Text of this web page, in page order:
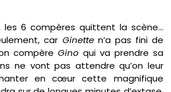
les 6 compères quittent la scène…
car Ginetten’a pas fini de
compère Gino qui va prendre sa
ne vont pas attendre qu’on leur
en cœur cette magnifique